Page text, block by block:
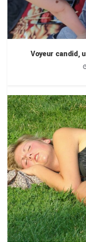
Voyeur candid,